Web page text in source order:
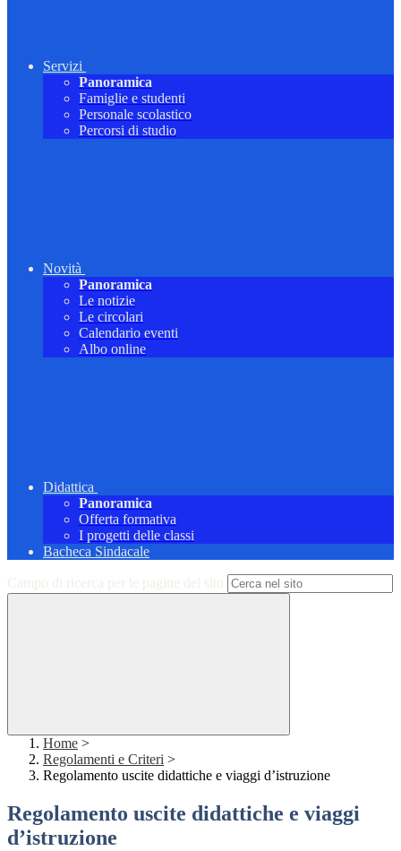
Servizi
Panoramica
Famiglie e studenti
Personale scolastico
Percorsi di studio
Novità
Panoramica
Le notizie
Le circolari
Calendario eventi
Albo online
Didattica
Panoramica
Offerta formativa
I progetti delle classi
Bacheca Sindacale
Campo di ricerca per le pagine del sito
Home >
Regolamenti e Criteri >
Regolamento uscite didattiche e viaggi d’istruzione
Regolamento uscite didattiche e viaggi
d’istruzione